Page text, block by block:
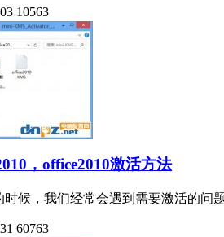
10563
，office2010激活方法
时候，我们经常会遇到需要激活的问
60763